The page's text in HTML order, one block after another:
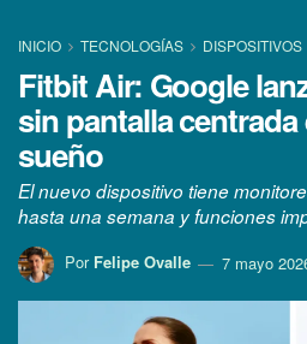
INICIO TECNOLOGÍ­AS DISPOSITIVOS
Fitbit Air: Google
sin pantalla
sueño
El nuevo dispositivo tiene
hasta una semana y funciones
Por Felipe Ovalle 7 mayo